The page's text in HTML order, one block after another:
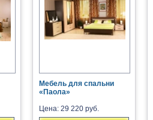
Мебель для спальни
«Паола»
Цена: 29 220 руб.